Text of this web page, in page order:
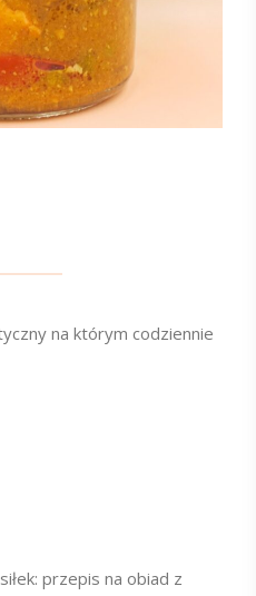
na którym codziennie
przepis na obiad z